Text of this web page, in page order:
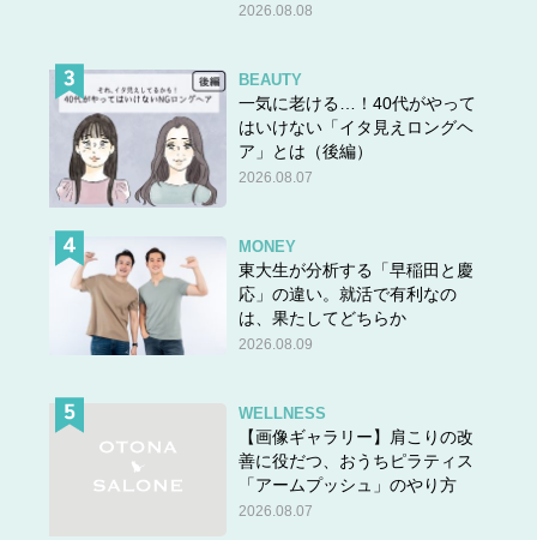
EVERYDAY レザー トートバッグ（高さ×幅×マチ：
37.7×40.5×15 cm）13990円（税込)パーソナライズ＋
ZARAでは去年からイニシャルの刺繍が入れられるキャン
バス地トートバッグが話題になっていました。新たに登場
したレザートートは、シーンを選ばず大人っぽく持てるの
が良い！EVERYDAYレザートートという名の通り、毎日
2026.08.08
BEAUTY
一気に老ける…！40代がやって
はいけない「イタ見えロングヘ
ア」とは（後編）
2026.08.07
MONEY
東大生が分析する「早稲田と慶
応」の違い。就活で有利なの
は、果たしてどちらか
2026.08.09
WELLNESS
【画像ギャラリー】肩こりの改
善に役だつ、おうちピラティス
「アームプッシュ」のやり方
2026.08.07